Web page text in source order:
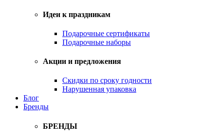
Идеи к праздникам
Подарочные сертификаты
Подарочные наборы
Акции и предложения
Скидки по сроку годности
Нарушенная упаковка
Блог
Бренды
БРЕНДЫ